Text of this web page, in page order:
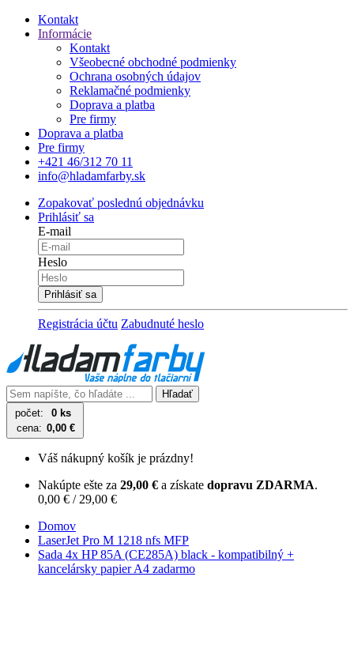
Kontakt
Informácie
Kontakt
Všeobecné obchodné podmienky
Ochrana osobných údajov
Reklamačné podmienky
Doprava a platba
Pre firmy
Doprava a platba
Pre firmy
+421 46/312 70 11
info@hladamfarby.sk
Zopakovať poslednú objednávku
Prihlásiť sa
E-mail
Heslo
Registrácia účtu Zabudnuté heslo
Hľadať
počet:
0 ks
cena: 0,00 €
Váš nákupný košík je prázdny!
Nakúpte ešte za 29,00 € a získate dopravu ZDARMA.
0,00 € / 29,00 €
Domov
LaserJet Pro M 1218 nfs MFP
Sada 4x HP 85A (CE285A) black - kompatibilný +
kancelársky papier A4 zadarmo